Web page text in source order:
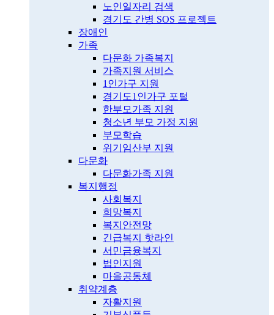
노인일자리 검색
경기도 간병 SOS 프로젝트
장애인
가족
다문화 가족복지
가족지원 서비스
1인가구 지원
경기도1인가구 포털
한부모가족 지원
청소년 부모 가정 지원
부모학습
위기임산부 지원
다문화
다문화가족 지원
복지행정
사회복지
희망복지
복지안전망
긴급복지 핫라인
서민금융복지
법인지원
마을공동체
취약계층
자활지원